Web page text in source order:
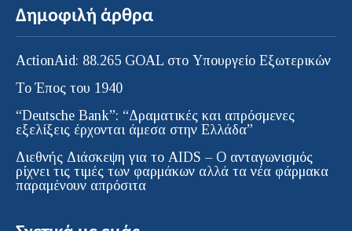
Δημοφιλή άρθρα
ActionAid: 88.265 GOAL στο Υπουργείο Εξωτερικών
Το Έπος του 1940
“Deutsche Bank”: “Δραματικές και απρόσμενες
εξελίξεις έρχονται άμεσα στην Ελλάδα”
Διεθνής Διάσκεψη για το AIDS – Ο ανταγωνισμός
ρίχνει τις τιμές των φαρμάκων αλλά τα νέα φάρμακα
παραμένουν απρόσιτα